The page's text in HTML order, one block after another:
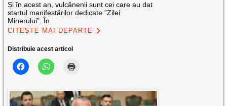
Și în acest an, vulcănenii sunt cei care au dat
startul manifestărilor dedicate ”Zilei
Minerului”. În
CITEȘTE MAI DEPARTE
Distribuie acest articol